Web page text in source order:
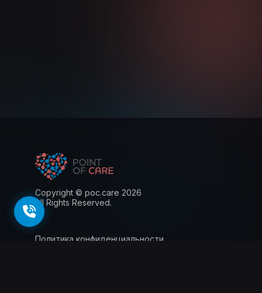
Copyright © poc.care 2026
All Rights Reserved.
Политика конфиденциальности